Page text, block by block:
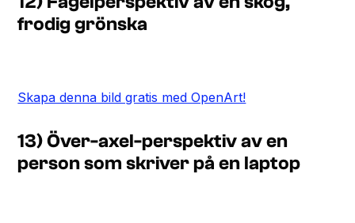
frodig grönska
Skapa denna bild gratis med OpenArt!
13) Över-axel-perspektiv av en
person som skriver på en laptop